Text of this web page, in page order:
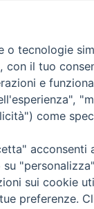
o tecnologie
con il tuo
e
come
acconsenti
sui cookie
preferenze.